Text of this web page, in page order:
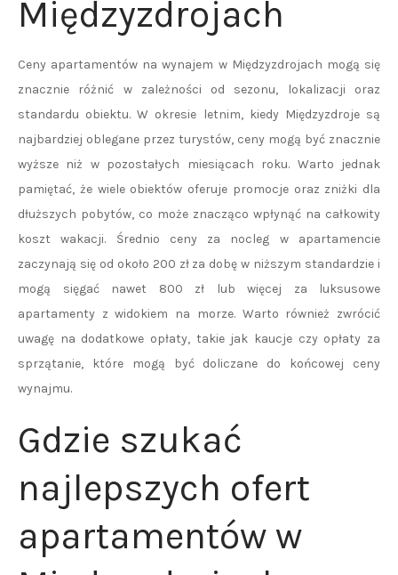
Międzyzdrojach
Ceny apartamentów na wynajem w Międzyzdrojach mogą się
znacznie różnić w zależności od sezonu, lokalizacji oraz
standardu obiektu. W okresie letnim, kiedy Międzyzdroje są
najbardziej oblegane przez turystów, ceny mogą być znacznie
wyższe niż w pozostałych miesiącach roku. Warto jednak
pamiętać, że wiele obiektów oferuje promocje oraz zniżki dla
dłuższych pobytów, co może znacząco wpłynąć na całkowity
koszt wakacji. Średnio ceny za nocleg w apartamencie
zaczynają się od około 200 zł za dobę w niższym standardzie i
mogą sięgać nawet 800 zł lub więcej za luksusowe
apartamenty z widokiem na morze. Warto również zwrócić
uwagę na dodatkowe opłaty, takie jak kaucje czy opłaty za
sprzątanie, które mogą być doliczane do końcowej ceny
wynajmu.
Gdzie szukać
najlepszych ofert
apartamentów w